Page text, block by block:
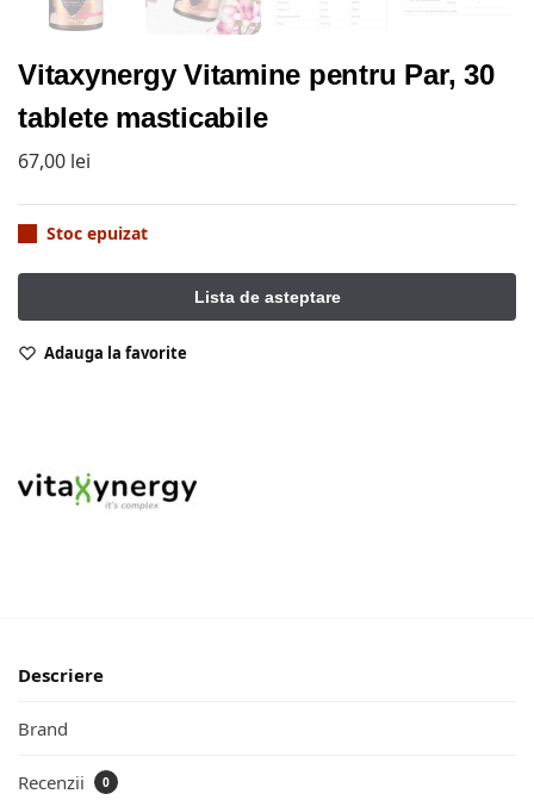
Vitaxynergy Vitamine pentru Par, 30
tablete masticabile
67,00 lei
Stoc epuizat
Adauga la favorite
Descriere
Brand
Recenzii 0